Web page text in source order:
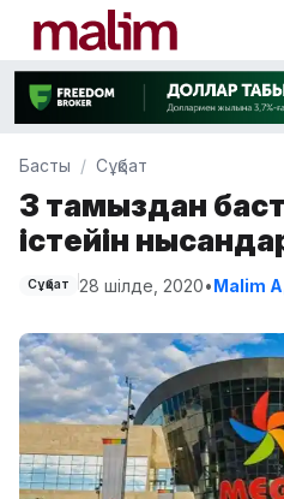
Басты Сұқбат
3 тамыздан
істейін
Сұқбат 28 шілде, 2020•Malim